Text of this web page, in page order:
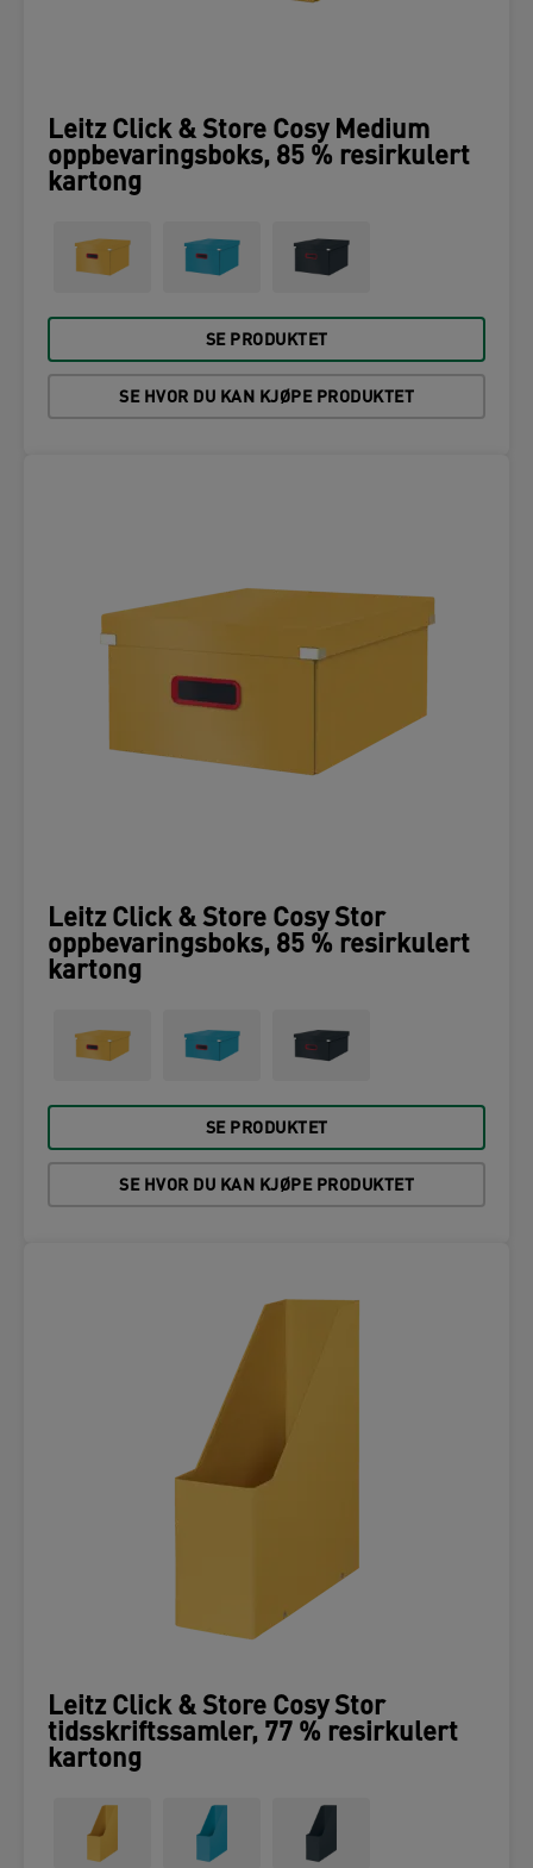
Leitz Click & Store Cosy Medium
oppbevaringsboks, 85 % resirkulert
kartong
SE PRODUKTET
SE HVOR DU KAN KJØPE PRODUKTET
Leitz Click & Store Cosy Stor
oppbevaringsboks, 85 % resirkulert
kartong
SE PRODUKTET
SE HVOR DU KAN KJØPE PRODUKTET
Leitz Click & Store Cosy Stor
tidsskriftssamler, 77 % resirkulert
kartong